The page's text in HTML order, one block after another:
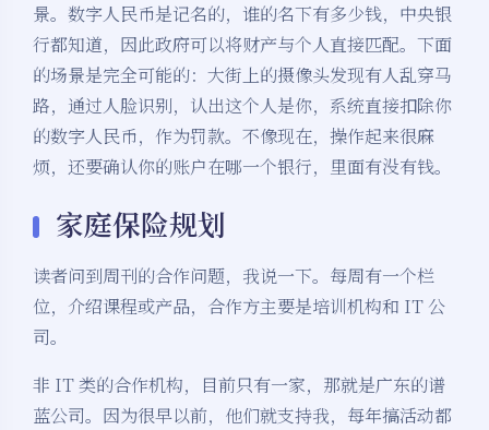
景。数字人民币是记名的，谁的名下有多少钱，中央银
行都知道，因此政府可以将财产与个人直接匹配。下面
的场景是完全可能的：大街上的摄像头发现有人乱穿马
路，通过人脸识别，认出这个人是你，系统直接扣除你
的数字人民币，作为罚款。不像现在，操作起来很麻
烦，还要确认你的账户在哪一个银行，里面有没有钱。
家庭保险规划
读者问到周刊的合作问题，我说一下。每周有一个栏
位，介绍课程或产品，合作方主要是培训机构和 IT 公
司。
非 IT 类的合作机构，目前只有一家，那就是广东的谱
蓝公司。因为很早以前，他们就支持我，每年搞活动都